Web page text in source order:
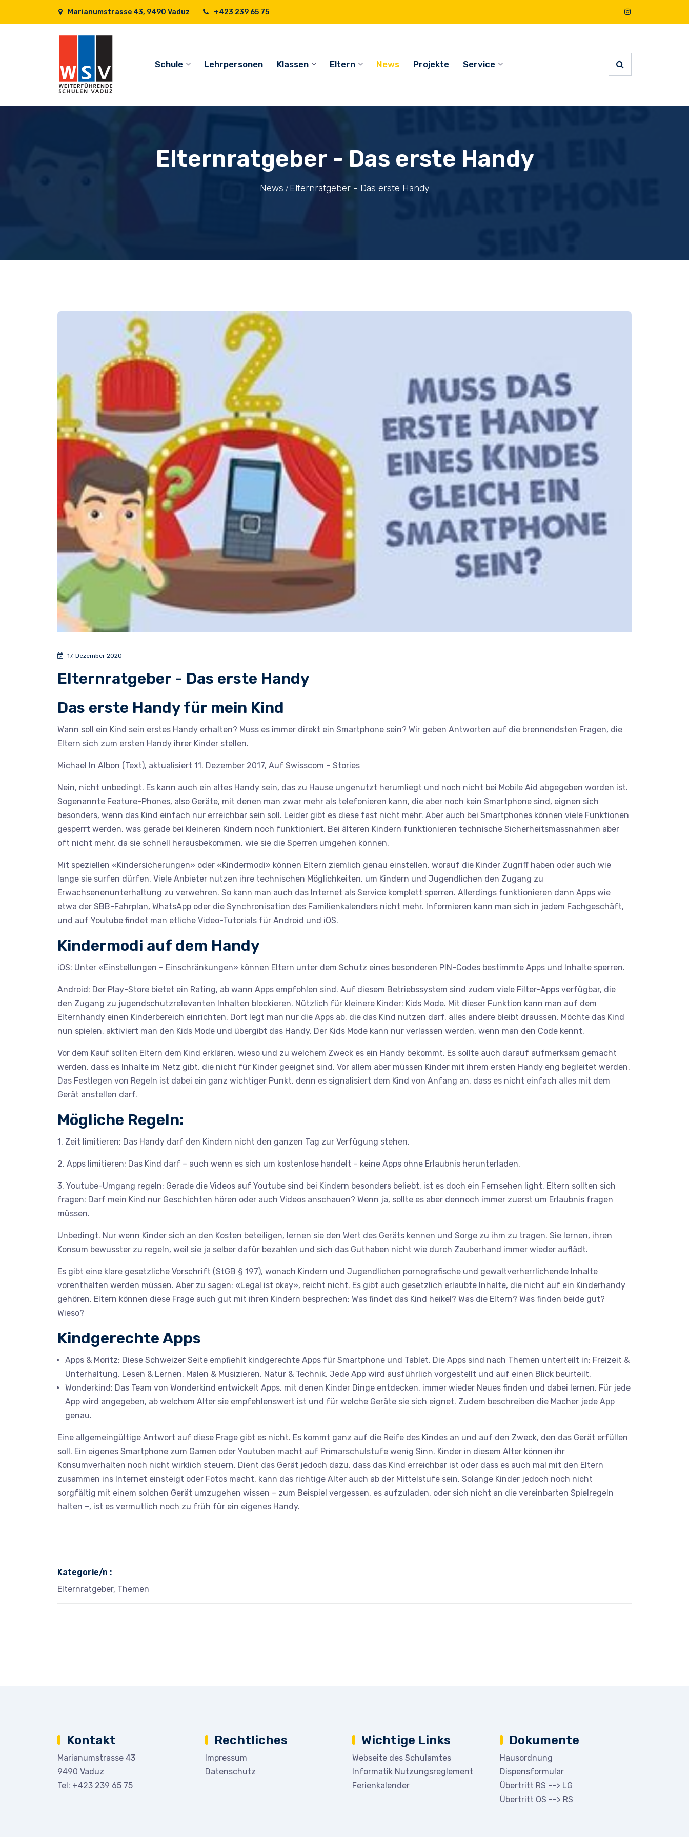
Marianumstrasse 43, 9490 Vaduz +423 239 65 75
Schule Lehrpersonen Klassen Eltern News Projekte Service
Elternratgeber - Das erste Handy
News Elternratgeber - Das erste Handy
17. Dezember 2020
Elternratgeber - Das erste Handy
Das erste Handy für mein Kind
Wann soll ein Kind sein erstes Handy erhalten? Muss es immer direkt ein Smartphone sein? Wir geben Antworten auf die brennendsten Fragen, die
Eltern sich zum ersten Handy ihrer Kinder stellen.
Michael In Albon (Text), aktualisiert 11. Dezember 2017, Auf Swisscom – Stories
Nein, nicht unbedingt. Es kann auch ein altes Handy sein, das zu Hause ungenutzt herumliegt und noch nicht bei Mobile Aid abgegeben worden ist.
Sogenannte Feature-Phones, also Geräte, mit denen man zwar mehr als telefonieren kann, die aber noch kein Smartphone sind, eignen sich
besonders, wenn das Kind einfach nur erreichbar sein soll. Leider gibt es diese fast nicht mehr. Aber auch bei Smartphones können viele Funktionen
gesperrt werden, was gerade bei kleineren Kindern noch funktioniert. Bei älteren Kindern funktionieren technische Sicherheitsmassnahmen aber
oft nicht mehr, da sie schnell herausbekommen, wie sie die Sperren umgehen können.
Mit speziellen «Kindersicherungen» oder «Kindermodi» können Eltern ziemlich genau einstellen, worauf die Kinder Zugriff haben oder auch wie
lange sie surfen dürfen. Viele Anbieter nutzen ihre technischen Möglichkeiten, um Kindern und Jugendlichen den Zugang zu
Erwachsenenunterhaltung zu verwehren. So kann man auch das Internet als Service komplett sperren. Allerdings funktionieren dann Apps wie
etwa der SBB-Fahrplan, WhatsApp oder die Synchronisation des Familienkalenders nicht mehr. Informieren kann man sich in jedem Fachgeschäft,
und auf Youtube findet man etliche Video-Tutorials für Android und iOS.
Kindermodi auf dem Handy
iOS: Unter «Einstellungen – Einschränkungen» können Eltern unter dem Schutz eines besonderen PIN-Codes bestimmte Apps und Inhalte sperren.
Android: Der Play-Store bietet ein Rating, ab wann Apps empfohlen sind. Auf diesem Betriebssystem sind zudem viele Filter-Apps verfügbar, die
den Zugang zu jugendschutzrelevanten Inhalten blockieren. Nützlich für kleinere Kinder: Kids Mode. Mit dieser Funktion kann man auf dem
Elternhandy einen Kinderbereich einrichten. Dort legt man nur die Apps ab, die das Kind nutzen darf, alles andere bleibt draussen. Möchte das Kind
nun spielen, aktiviert man den Kids Mode und übergibt das Handy. Der Kids Mode kann nur verlassen werden, wenn man den Code kennt.
Vor dem Kauf sollten Eltern dem Kind erklären, wieso und zu welchem Zweck es ein Handy bekommt. Es sollte auch darauf aufmerksam gemacht
werden, dass es Inhalte im Netz gibt, die nicht für Kinder geeignet sind. Vor allem aber müssen Kinder mit ihrem ersten Handy eng begleitet werden.
Das Festlegen von Regeln ist dabei ein ganz wichtiger Punkt, denn es signalisiert dem Kind von Anfang an, dass es nicht einfach alles mit dem
Gerät anstellen darf.
Mögliche Regeln:
1. Zeit limitieren: Das Handy darf den Kindern nicht den ganzen Tag zur Verfügung stehen.
2. Apps limitieren: Das Kind darf – auch wenn es sich um kostenlose handelt – keine Apps ohne Erlaubnis herunterladen.
3. Youtube-Umgang regeln: Gerade die Videos auf Youtube sind bei Kindern besonders beliebt, ist es doch ein Fernsehen light. Eltern sollten sich
fragen: Darf mein Kind nur Geschichten hören oder auch Videos anschauen? Wenn ja, sollte es aber dennoch immer zuerst um Erlaubnis fragen
müssen.
Unbedingt. Nur wenn Kinder sich an den Kosten beteiligen, lernen sie den Wert des Geräts kennen und Sorge zu ihm zu tragen. Sie lernen, ihren
Konsum bewusster zu regeln, weil sie ja selber dafür bezahlen und sich das Guthaben nicht wie durch Zauberhand immer wieder auflädt.
Es gibt eine klare gesetzliche Vorschrift (StGB § 197), wonach Kindern und Jugendlichen pornografische und gewaltverherrlichende Inhalte
vorenthalten werden müssen. Aber zu sagen: «Legal ist okay», reicht nicht. Es gibt auch gesetzlich erlaubte Inhalte, die nicht auf ein Kinderhandy
gehören. Eltern können diese Frage auch gut mit ihren Kindern besprechen: Was findet das Kind heikel? Was die Eltern? Was finden beide gut?
Wieso?
Kindgerechte Apps
Apps & Moritz: Diese Schweizer Seite empfiehlt kindgerechte Apps für Smartphone und Tablet. Die Apps sind nach Themen unterteilt in: Freizeit &
Unterhaltung, Lesen & Lernen, Malen & Musizieren, Natur & Technik. Jede App wird ausführlich vorgestellt und auf einen Blick beurteilt.
Wonderkind : Das Team von Wonderkind entwickelt Apps, mit denen Kinder Dinge entdecken, immer wieder Neues finden und dabei lernen. Für jede
App wird angegeben, ab welchem Alter sie empfehlenswert ist und für welche Geräte sie sich eignet. Zudem beschreiben die Macher jede App
genau.
Eine allgemeingültige Antwort auf diese Frage gibt es nicht. Es kommt ganz auf die Reife des Kindes an und auf den Zweck, den das Gerät erfüllen
soll. Ein eigenes Smartphone zum Gamen oder Youtuben macht auf Primarschulstufe wenig Sinn. Kinder in diesem Alter können ihr
Konsumverhalten noch nicht wirklich steuern. Dient das Gerät jedoch dazu, dass das Kind erreichbar ist oder dass es auch mal mit den Eltern
zusammen ins Internet einsteigt oder Fotos macht, kann das richtige Alter auch ab der Mittelstufe sein. Solange Kinder jedoch noch nicht
sorgfältig mit einem solchen Gerät umzugehen wissen – zum Beispiel vergessen, es aufzuladen, oder sich nicht an die vereinbarten Spielregeln
halten –, ist es vermutlich noch zu früh für ein eigenes Handy.
Kategorie/n :
Elternratgeber, Themen
Kontakt
Marianumstrasse 43
9490 Vaduz
Tel: +423 239 65 75
Rechtliches
Impressum
Datenschutz
Wichtige Links
Webseite des Schulamtes
Informatik Nutzungsreglement
Ferienkalender
Dokumente
Hausordnung
Dispensformular
Übertritt RS --> LG
Übertritt OS --> RS